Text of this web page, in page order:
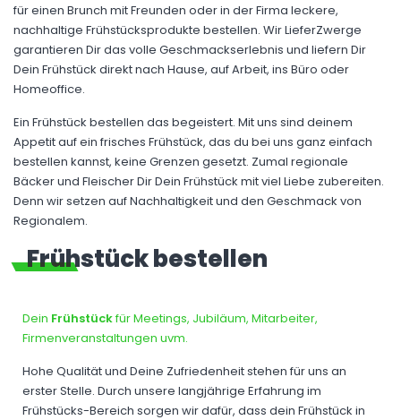
für einen Brunch mit Freunden oder in der Firma leckere,
nachhaltige Frühstücksprodukte bestellen. Wir LieferZwerge
garantieren Dir das volle Geschmackserlebnis und liefern Dir
Dein Frühstück direkt nach Hause, auf Arbeit, ins Büro oder
Homeoffice.
Ein Frühstück bestellen das begeistert. Mit uns sind deinem
Appetit auf ein frisches Frühstück, das du bei uns ganz einfach
bestellen kannst, keine Grenzen gesetzt. Zumal regionale
Bäcker und Fleischer Dir Dein Frühstück mit viel Liebe zubereiten.
Denn wir setzen auf Nachhaltigkeit und den Geschmack von
Regionalem.
Frühstück bestellen
Dein Frühstückfür Meetings, Jubiläum, Mitarbeiter,
Firmenveranstaltungen uvm.
Hohe Qualität und Deine Zufriedenheit stehen für uns an
erster Stelle. Durch unsere langjährige Erfahrung im
Frühstücks-Bereich sorgen wir dafür, dass dein Frühstück in